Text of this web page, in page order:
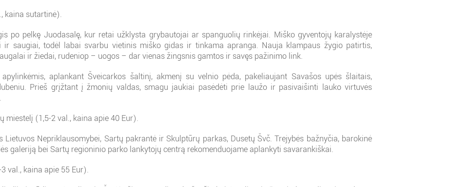
kaina sutartinė).
po pelkę Juodasalę, kur retai užklysta grybautojai ar spanguolių rinkėjai. Miško gyventojų karalystėje
saugiai, todėl labai svarbu vietinis miško gidas ir tinkama apranga. Nauja klampaus žygio patirtis,
ir žiedai, rudeniop – uogos – dar vienas žingsnis gamtos ir savęs pažinimo link.
aplankant Šveicarkos šaltinį, akmenį su velnio pėda, pakeliaujant Savašos upės šlaitais,
Prieš grįžtant į žmonių valdas, smagu jaukiai pasėdėti prie laužo ir pasivaišinti lauko virtuvės
miestelį (1,5-2 val., kaina apie 40 Eur).
Nepriklausomybei, Sartų pakrantė ir Skulptūrų parkas, Dusetų Švč. Trejybės bažnyčia, barokinė
galeriją bei Sartų regioninio parko lankytojų centrą rekomenduojame aplankyti savarankiškai.
val., kaina apie 55 Eur).